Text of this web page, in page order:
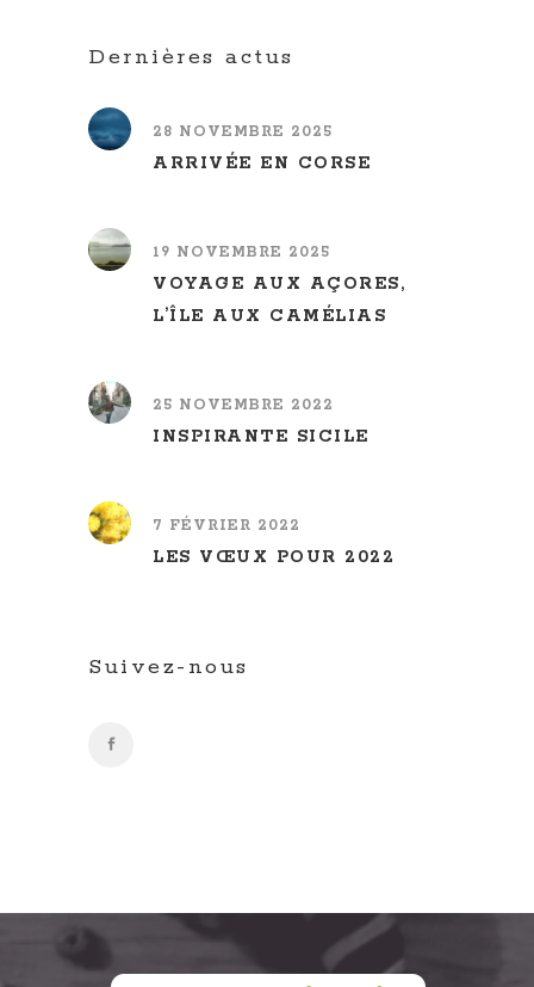
Dernières actus
28 NOVEMBRE 2025
ARRIVÉE EN CORSE
19 NOVEMBRE 2025
VOYAGE AUX AÇORES,
L’ÎLE AUX CAMÉLIAS
25 NOVEMBRE 2022
INSPIRANTE SICILE
7 FÉVRIER 2022
LES VŒUX POUR 2022
Suivez-nous